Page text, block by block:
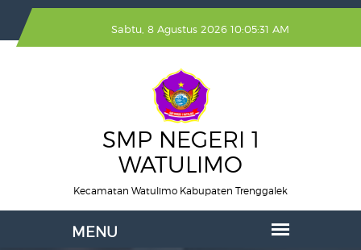
Sabtu, 8 Agustus 2026 10:05:32 AM
SMP NEGERI 1
WATULIMO
Kecamatan Watulimo Kabupaten Trenggalek